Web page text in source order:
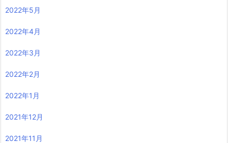
2022年5月
2022年4月
2022年3月
2022年2月
2022年1月
2021年12月
2021年11月